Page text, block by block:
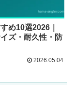
め10選2026｜
ズ・耐久性・防
2026.05.04